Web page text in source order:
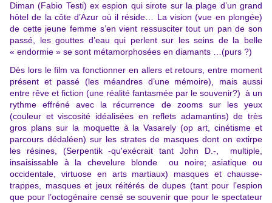
Diman (Fabio Testi) ex espion qui sirote sur la plage d’un grand
hôtel de la côte d’Azur où il réside… La vision (vue en plongée)
de cette jeune femme s’en vient ressusciter tout un pan de son
passé, les gouttes d’eau qui perlent sur les seins de la belle
« endormie » se sont métamorphosées en diamants …(purs ?)
Dès lors le film va fonctionner en allers et retours, entre moment
présent et passé (les méandres d’une mémoire), mais aussi
entre rêve et fiction (une réalité fantasmée par le souvenir?) à un
rythme effréné avec la récurrence de zooms sur les yeux
(couleur et viscosité idéalisées en reflets adamantins) de très
gros plans sur la moquette à la Vasarely (op art, cinétisme et
parcours dédaléen) sur les strates de masques dont on extirpe
les résines, (Serpentik -qu'exécrait tant John D.-, multiple,
insaisissable à la chevelure blonde ou noire; asiatique ou
occidentale, virtuose en arts martiaux) masques et chausse-
trappes, masques et jeux réitérés de dupes (tant pour l’espion
que pour l’octogénaire censé se souvenir que pour le spectateur